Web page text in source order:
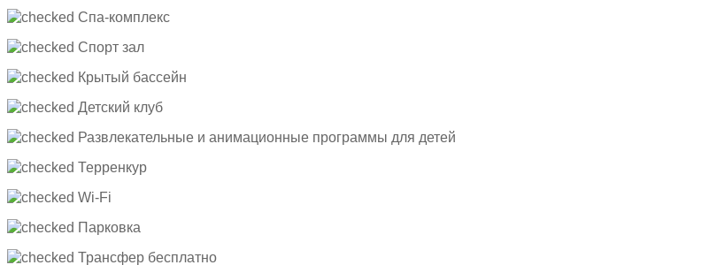
Спа-комплекс
Спорт зал
Крытый бассейн
Детский клуб
Развлекательные и анимационные программы для детей
Терренкур
Wi-Fi
Парковка
Трансфер бесплатно